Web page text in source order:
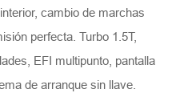
cambio de marchas
perfecta. Turbo 1.5T,
EFI multipunto, pantalla
de arranque sin llave.